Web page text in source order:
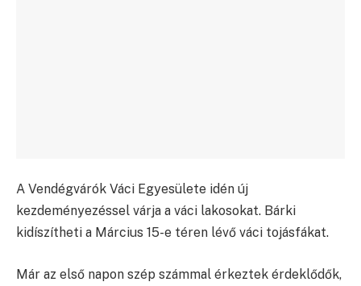
A Vendégvárók Váci Egyesülete idén új
kezdeményezéssel várja a váci lakosokat. Bárki
kidíszítheti a Március 15-e téren lévő váci tojásfákat.
Már az első napon szép számmal érkeztek érdeklődők,